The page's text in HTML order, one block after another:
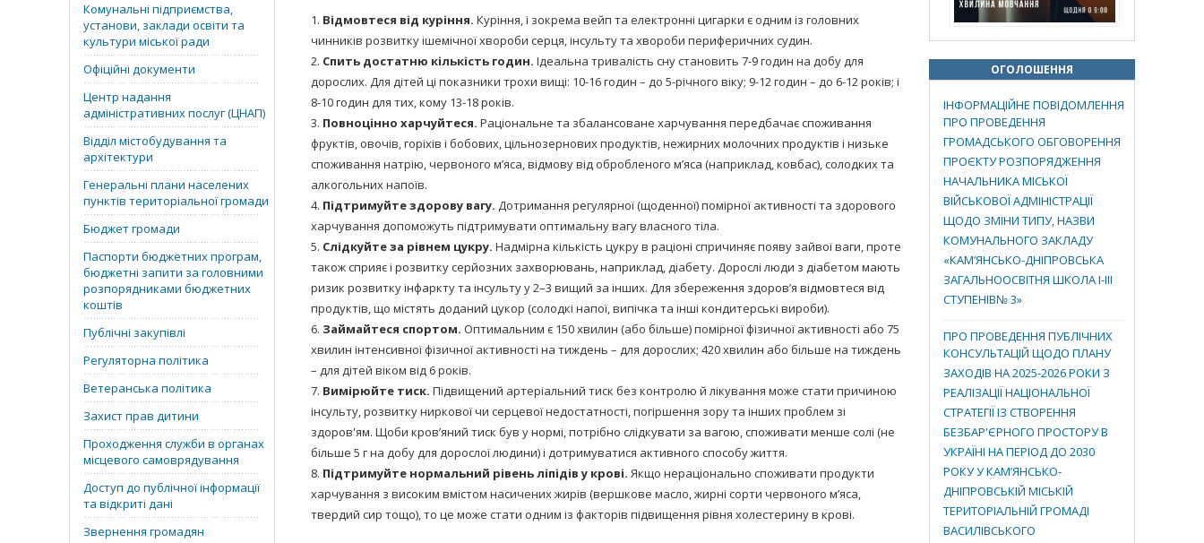
Комунальні підприємства,
установи, заклади освіти та
культури міської ради
Офіційні документи
Центр надання
адміністративних послуг (ЦНАП)
Відділ містобудування та
архітектури
Генеральні плани населених
пунктів територіальної громади
Бюджет громади
Паспорти бюджетних програм,
бюджетні запити за головними
розпорядниками бюджетних
коштів
Публічні закупівлі
Регуляторна політика
Ветеранська політика
Захист прав дитини
Проходження служби в органах
місцевого самоврядування
Доступ до публічної інформації
та відкриті дані
Звернення громадян
Відмовтеся від куріння. Куріння, і зокрема вейп та електронні цигарки є одним із головних
чинників розвитку ішемічної хвороби серця, інсульту та хвороби периферичних судин.
Спить достатню кількість годин. Ідеальна тривалість сну становить 7-9 годин на добу для
дорослих. Для дітей ці показники трохи вищі: 10-16 годин – до 5-річного віку; 9-12 годин – до 6-12 років; і
8-10 годин для тих, кому 13-18 років.
Повноцінно харчуйтеся. Раціональне та збалансоване харчування передбачає споживання
фруктів, овочів, горіхів і бобових, цільнозернових продуктів, нежирних молочних продуктів і низьке
споживання натрію, червоного м’яса, відмову від обробленого м’яса (наприклад, ковбас), солодких та
алкогольних напоїв.
Підтримуйте здорову вагу. Дотримання регулярної (щоденної) помірної активності та здорового
харчування допоможуть підтримувати оптимальну вагу власного тіла.
Слідкуйте за рівнем цукру. Надмірна кількість цукру в раціоні спричиняє появу зайвої ваги, проте
також сприяє і розвитку серйозних захворювань, наприклад, діабету. Дорослі люди з діабетом мають
ризик розвитку інфаркту та інсульту у 2–3 вищий за інших. Для збереження здоров’я відмовтеся від
продуктів, що містять доданий цукор (солодкі напої, випічка та інші кондитерські вироби).
Займайтеся спортом. Оптимальним є 150 хвилин (або більше) помірної фізичної активності або 75
хвилин інтенсивної фізичної активності на тиждень – для дорослих; 420 хвилин або більше на тиждень
– для дітей віком від 6 років.
Вимірюйте тиск. Підвищений артеріальний тиск без контролю й лікування може стати причиною
інсульту, розвитку ниркової чи серцевої недостатності, погіршення зору та інших проблем зі
здоров'ям. Щоби кров’яний тиск був у нормі, потрібно слідкувати за вагою, споживати менше солі (не
більше 5 г на добу для дорослої людини) і дотримуватися активного способу життя.
Підтримуйте нормальний рівень ліпідів у крові. Якщо нераціонально споживати продукти
харчування з високим вмістом насичених жирів (вершкове масло, жирні сорти червоного м’яса,
твердий сир тощо), то це може стати одним із факторів підвищення рівня холестерину в крові.
ОГОЛОШЕННЯ
ІНФОРМАЦІЙНЕ ПОВІДОМЛЕННЯ
ПРО ПРОВЕДЕННЯ
ГРОМАДСЬКОГО ОБГОВОРЕННЯ
ПРОЄКТУ РОЗПОРЯДЖЕННЯ
НАЧАЛЬНИКА МІСЬКОЇ
ВІЙСЬКОВОЇ АДМІНІСТРАЦІЇ
ЩОДО ЗМІНИ ТИПУ, НАЗВИ
КОМУНАЛЬНОГО ЗАКЛАДУ
«КАМ’ЯНСЬКО-ДНІПРОВСЬКА
ЗАГАЛЬНООСВІТНЯ ШКОЛА І-ІІІ
СТУПЕНІВ№ 3»
ПРО ПРОВЕДЕННЯ ПУБЛІЧНИХ
КОНСУЛЬТАЦІЙ ЩОДО ПЛАНУ
ЗАХОДІВ НА 2025-2026 РОКИ З
РЕАЛІЗАЦІЇ НАЦІОНАЛЬНОЇ
СТРАТЕГІЇ ІЗ СТВОРЕННЯ
БЕЗБАР'ЄРНОГО ПРОСТОРУ В
УКРАЇНІ НА ПЕРІОД ДО 2030
РОКУ У КАМ’ЯНСЬКО-
ДНІПРОВСЬКІЙ МІСЬКІЙ
ТЕРИТОРІАЛЬНІЙ ГРОМАДІ
ВАСИЛІВСЬКОГО